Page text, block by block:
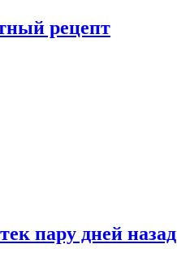
рецепт
пару дней назад